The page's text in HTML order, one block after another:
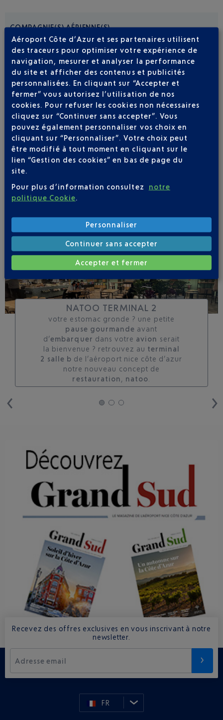
COMPAGNIE(S) AÉRIENNE(S)
EASYJET 09 77 40 77 70
Soyez notifié(e) de
toutes les évolutions
pour ce vol
SUIVRE CE VOL
NATOO TERMINAL 2
votre estomac gronde ? une petite
pause gourmande avant
d’embarquer dans votre avion serait
la bienvenue ? retrouvez au terminal
2 salle b de l’aéroport nice côte d’azur
notre nouveau concept de
restauration
natoo
Recevez des offres exclusives en vous inscrivant à notre
newsletter.
Adresse email
FR
Aéroport Côte d’Azur et ses partenaires utilisent
des traceurs pour optimiser votre expérience de
navigation, mesurer et analyser la performance
du site et afficher des contenus et publicités
personnalisées. En cliquant sur “Accepter et
fermer” vous autorisez l’utilisation de nos
cookies. Pour refuser les cookies non nécessaires
cliquez sur “Continuer sans accepter”. Vous
pouvez également personnaliser vos choix en
cliquant sur “Personnaliser”. Votre choix peut
être modifié à tout moment en cliquant sur le
lien “Gestion des cookies” en bas de page du
site.
Pour plus d’information consultez
notre
politique Cookie
Personnaliser
Continuer sans accepter
Accepter et fermer